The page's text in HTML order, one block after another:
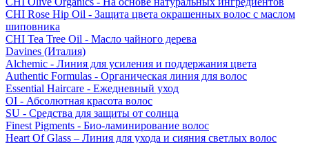
CHI Rose Hip Oil - Защита цвета окрашенных волос с маслом
шиповника
CHI Tea Tree Oil - Масло чайного дерева
Davines (Италия)
Alchemic - Линия для усиления и поддержания цвета
Authentic Formulas - Органическая линия для волос
Essential Haircare - Eжедневный уход
OI - Абсолютная красота волос
SU - Средства для защиты от солнца
Finest Pigments - Био-ламинирование волос
Heart Of Glass – Линия для ухода и сияния светлых волос